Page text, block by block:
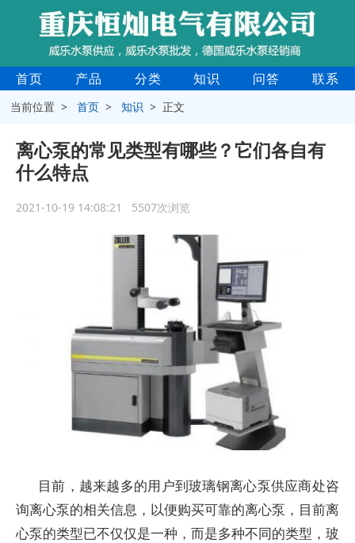
首页 产品 分类 知识 问答 联系
当前位置 >首页 >知识 > 正文
离心泵的常见类型有哪些？它们各自有
什么特点
2021-10-19 14:08:21 5507次浏览
目前，越来越多的用户到玻璃钢离心泵供应商处咨
询离心泵的相关信息，以便购买可靠的离心泵，目前离
心泵的类型已不仅仅是一种，而是多种不同的类型，玻